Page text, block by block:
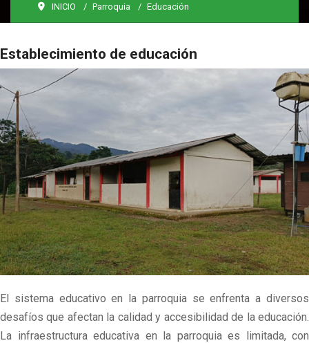
INICIO Parroquia Educación
Establecimiento de educación
El sistema educativo en la parroquia se enfrenta a diversos
desafíos que afectan la calidad y accesibilidad de la educación.
La infraestructura educativa en la parroquia es limitada, con